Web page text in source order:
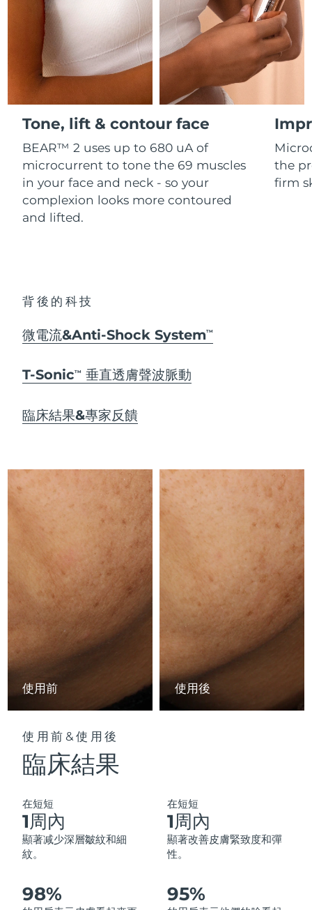
Tone, lift & contour face
BEAR™ 2 uses up to 680 uA of
microcurrent to tone the 69 muscles
in your face and neck - so your
complexion looks more contoured
and lifted.
the
firm
背後的科技
微電流&Anti-Shock SystemTM
T-SonicTM 垂直透膚聲波脈動
臨床結果&專家反饋
使用前 使用後
使用前&使用後
臨床結果
在短短
1周內
顯著减少深層皺紋和細
紋。
在短短
1周內
顯著改善皮膚緊致度和彈
性。
98% 95%
FAQ™產品
All anti-aging treatments
FAQ™產品
All LED treatments
FAQ™ products
All toning treatments
PEACH™ 2
IPL hair removal
PEACH™ 2 go
Travel-friendly IPL hair removal
PEACH™ Cooling Prep Gel
Cooling IPL hair removal gel
LUNA™ 4 body
Massaging body brush
SUPERCHARGED™ serum
Firming body serum
痘肌護理
ESPADA™ 2 plus
Recurring acne LED therapy
Acne treatment device
ESPADA™ Blemish Solution
Concentrated acne gel
眼部護理
BEAR™ 2 eyes & lips
Microcurrent line smoothing device
Rejuvenating eye massager
眼部護膚
Advanced eye care treatment
毛孔護理
KIWI™ derma
Diamond microdermabrasion .
KIWI™
護發
LUNA™ 4 hair
2-in-1 LED scalp massager
FLIP™ play advanced
牙齒美白
18% PAP
護膚品
關於我們
直布羅陀 預計送達日期15/8/26
預計送達日期11/8/26
中國香港特別行政區 預計送達日期
匈牙利 預計送達日期 11/8/26
冰島
印尼 預計送達日期 9/8/26
愛爾蘭
澤西島
哈薩克
拉脫維亞 預計送達日期 11/8/26
黎巴嫩 預計送達日期 12/8/26
立陶宛 預計送達日期 11/8/26
盧森堡 預計送達日期 11/8/26
中國澳門特別行政區 預計送達日期 13/8/26
馬來西亞 預計送達日期14/8/26
馬爾他 預計送達日期
墨西哥 預計送達日期15/8/26
摩納哥
荷蘭
紐西蘭
挪威 預計送達日期11/8/26